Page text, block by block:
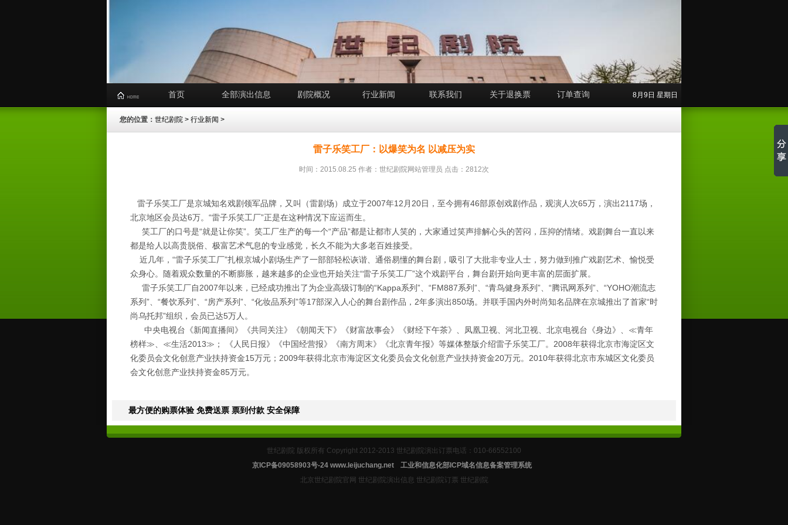
首页 全部演出信息 剧院概况 行业新闻 联系我们 关于退换票 订单查询 8月9日 星期日
您的位置： 世纪剧院 > 行业新闻 >
雷子乐笑工厂：以爆笑为名 以减压为实
时间：2015.08.25 作者：世纪剧院网站管理员 点击：2812次
雷子乐笑工厂是京城知名戏剧领军品牌，又叫（雷剧场）成立于2007年12月20日，至今拥有46部原创戏剧作品，观演人次65万，演出2117场，
北京地区会员达6万。“雷子乐笑工厂”正是在这种情况下应运而生。
笑工厂的口号是“就是让你笑”。笑工厂生产的每一个“产品”都是让都市人笑的，大家通过笑声排解心头的苦闷，压抑的情绪。戏剧舞台一直以来
都是给人以高贵脱俗、极富艺术气息的专业感觉，长久不能为大多老百姓接受。
近几年，“雷子乐笑工厂”扎根京城小剧场生产了一部部轻松诙谐、通俗易懂的舞台剧，吸引了大批非专业人士，努力做到推广戏剧艺术、愉悦受
众身心。随着观众数量的不断膨胀，越来越多的企业也开始关注“雷子乐笑工厂”这个戏剧平台，舞台剧开始向更丰富的层面扩展。
雷子乐笑工厂自2007年以来，已经成功推出了为企业高级订制的“Kappa系列”、“FM887系列”、“青鸟健身系列”、“腾讯网系列”、“YOHO潮流志
系列”、“餐饮系列”、“房产系列”、“化妆品系列”等17部深入人心的舞台剧作品，2年多演出850场。并联手国内外时尚知名品牌在京城推出了首家“时
尚乌托邦”组织，会员已达5万人。
中央电视台《新闻直播间》《共同关注》《朝闻天下》《财富故事会》《财经下午茶》、凤凰卫视、河北卫视、北京电视台《身边》、≪青年
榜样≫、≪生活2013≫； 《人民日报》《中国经营报》《南方周末》《北京青年报》等媒体整版介绍雷子乐笑工厂。2008年获得北京市海淀区文
化委员会文化创意产业扶持资金15万元；2009年获得北京市海淀区文化委员会文化创意产业扶持资金20万元。2010年获得北京市东城区文化委员
会文化创意产业扶持资金85万元。
最方便的购票体验 免费送票 票到付款 安全保障
世纪剧院 版权所有 Copyright 2012-2013 世纪剧院演出订票电话：010-66552100
京ICP备09058903号-24 www.leijuchang.net
工业和信息化部ICP域名信息备案管理系统
北京世纪剧院官网 世纪剧院演出信息 世纪剧院订票 世纪剧院